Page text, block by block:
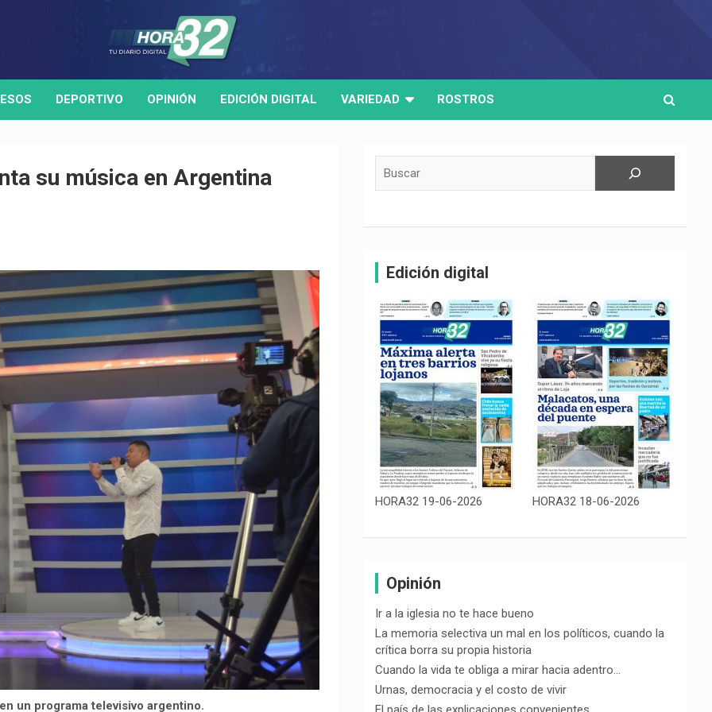
DEPORTIVO OPINIÓN EDICIÓN DIGITAL VARIEDAD ROSTROS
su música en Argentina
un programa televisivo argentino.
Edición digital
HORA32 19-06-2026 HORA32 18-06-2026
Opinión
Ir a la iglesia no te hace bueno
La memoria selectiva un mal en los políticos, cuando la
crítica borra su propia historia
Cuando la vida te obliga a mirar hacia adentro…
Urnas, democracia y el costo de vivir